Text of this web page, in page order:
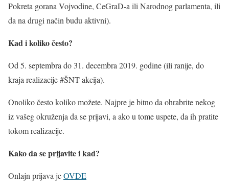
Pokreta gorana Vojvodine, CeGraD-a ili Narodnog parlamenta, ili
da na drugi način budu aktivni).
Kad i koliko često?
Od 5. septembra do 31. decembra 2019. godine (ili ranije, do
kraja realizacije #ŠNT akcija).
Onoliko često koliko možete. Najpre je bitno da ohrabrite nekog
iz vašeg okruženja da se prijavi, a ako u tome uspete, da ih pratite
tokom realizacije.
Kako da se prijavite i kad?
Onlajn prijava jeOVDE